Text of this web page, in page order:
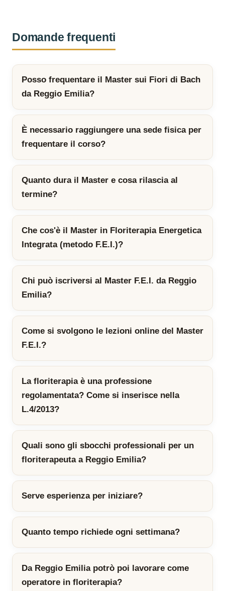
Domande frequenti
Posso frequentare il Master sui Fiori di Bach
da Reggio Emilia?
È necessario raggiungere una sede fisica per
frequentare il corso?
Quanto dura il Master e cosa rilascia al
termine?
Che cos'è il Master in Floriterapia Energetica
Integrata (metodo F.E.I.)?
Chi può iscriversi al Master F.E.I. da Reggio
Emilia?
Come si svolgono le lezioni online del Master
F.E.I.?
La floriterapia è una professione
regolamentata? Come si inserisce nella
L.4/2013?
Quali sono gli sbocchi professionali per un
floriterapeuta a Reggio Emilia?
Serve esperienza per iniziare?
Quanto tempo richiede ogni settimana?
Da Reggio Emilia potrò poi lavorare come
operatore in floriterapia?